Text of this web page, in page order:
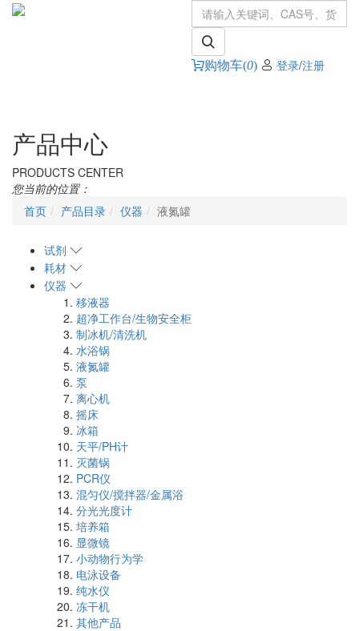
购物车(0) 登录/注册
产品中心
PRODUCTS CENTER
您当前的位置：
首页
产品目录 仪器 液氮罐
试剂
耗材
仪器
移液器
超净工作台/生物安全柜
制冰机/清洗机
水浴锅
液氮罐
泵
离心机
摇床
冰箱
天平/PH计
灭菌锅
PCR仪
混匀仪/搅拌器/金属浴
分光光度计
培养箱
显微镜
小动物行为学
电泳设备
纯水仪
冻干机
其他产品